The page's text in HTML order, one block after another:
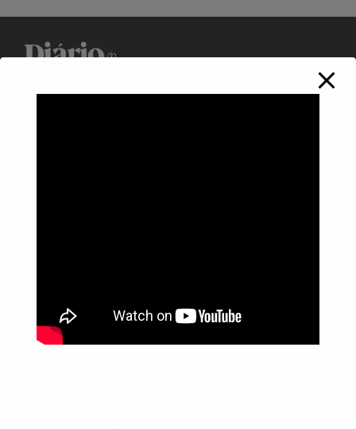
WhatsApp: (17) 99268-0565